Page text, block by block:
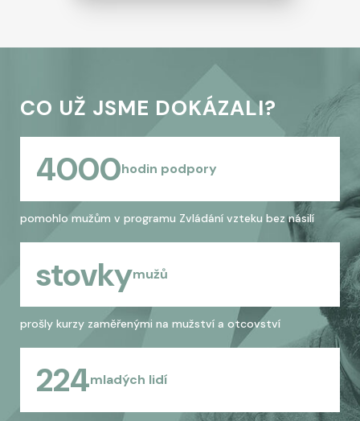
CO UŽ JSME DOKÁZALI?
4000hodin podpory
pomohlo mužům v programu Zvládání vzteku bez násilí
stovkymužů
prošly kurzy zaměřenými na mužství a otcovství
224mladých lidí